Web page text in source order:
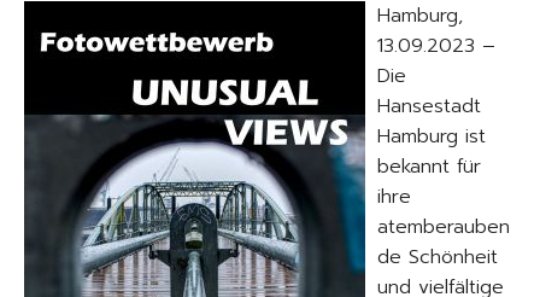
Hamburg,
13.09.2023 –
Die
Hansestadt
Hamburg ist
bekannt für
ihre
atemberauben
de Schönheit
und vielfältige